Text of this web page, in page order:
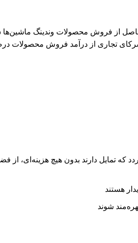
حاصل از فروش محصولات وندینگ
تجاری از درآمد فروش محصولات
که تمایل دارند بدون هیچ هزینه‌ای، از
هستند
شوند